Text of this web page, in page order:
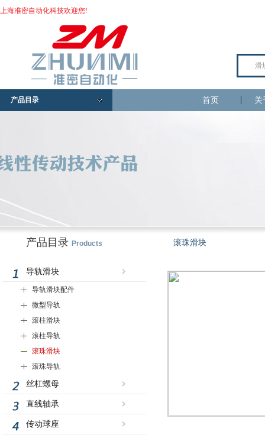
上海准密自动化科技欢迎您!
产品目录 首页 关
产品目录 Products
导轨滑块
导轨滑块配件
微型导轨
滚柱滑块
滚柱导轨
滚珠滑块
滚珠导轨
丝杠螺母
直线轴承
传动球座
滚珠滑块